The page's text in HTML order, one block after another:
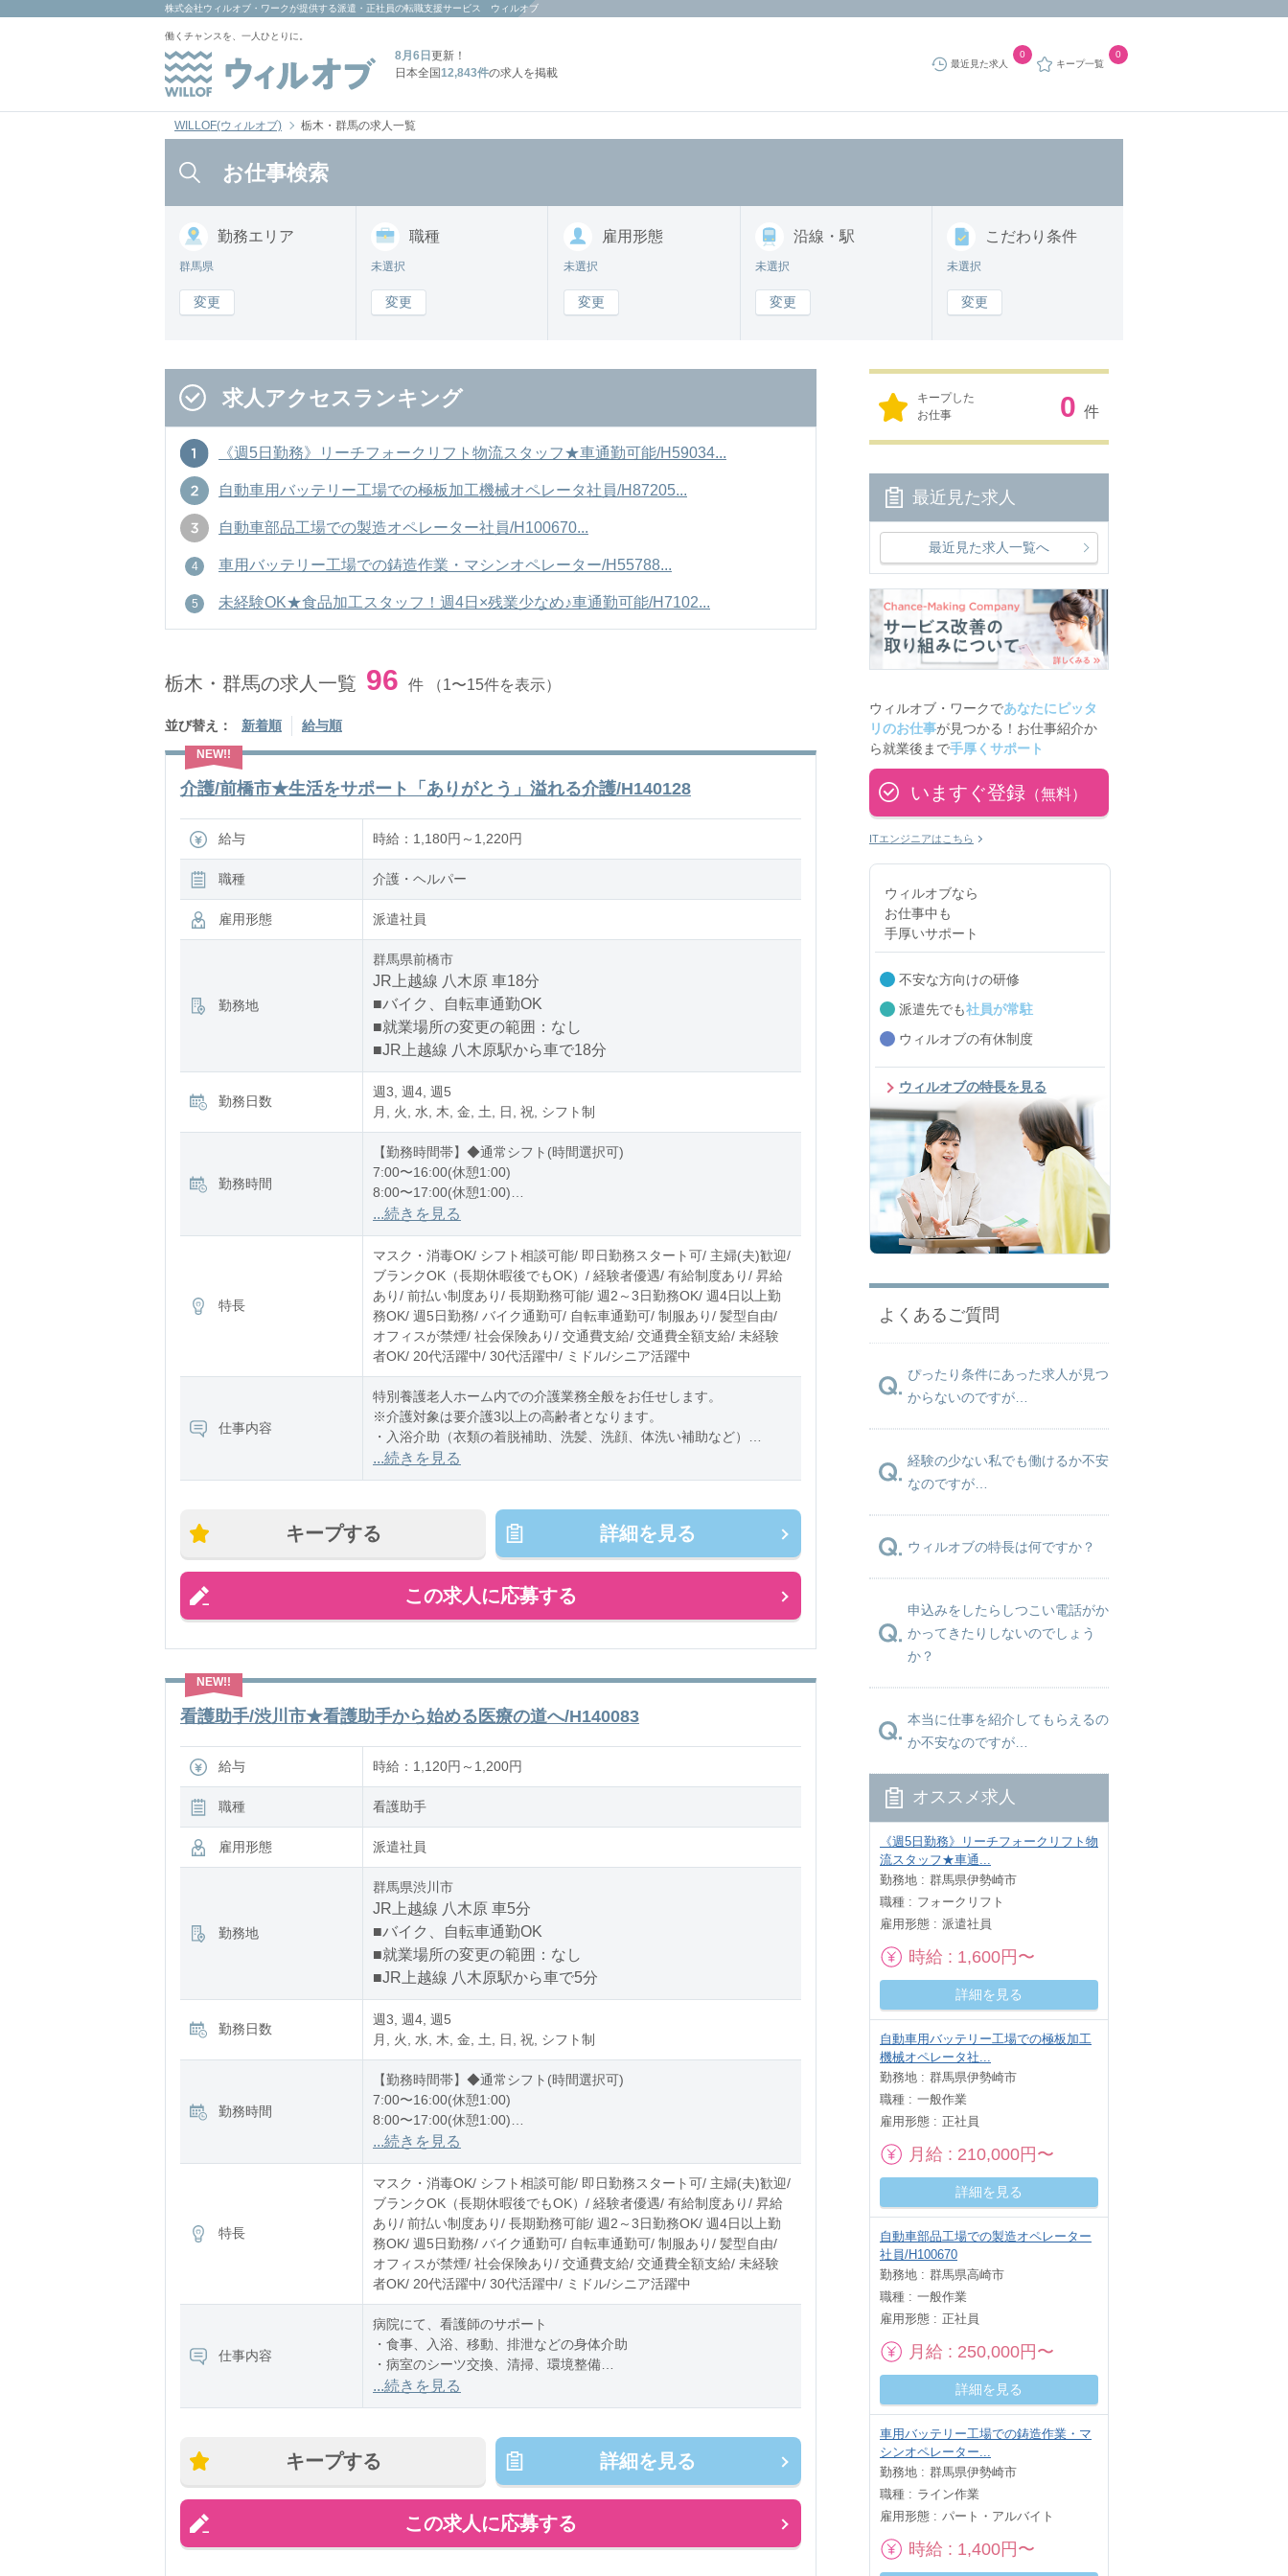
株式会社ウィルオブ・ワーク が提供する派遣・正社員の転職支援サービス ウィルオブ
働くチャンスを、一人ひとりに。
8月6日 更新！
日本全国12,843件の求人を掲載
最近見た求人
0
キープ一覧
0
WILLOF(ウィルオブ) 栃木・群馬の求人一覧
お仕事検索
勤務エリア
群馬県
変更
職種
未選択
変更
雇用形態
未選択
変更
沿線・駅
未選択
変更
こだわり 条件
未選択
変更
求人アクセスランキング
《週5日勤務》リーチフォークリフト物流スタッフ★車通勤可能/H59034...
自動車用バッテリー工場での極板加工機械オペレータ社員/H87205...
自動車部品工場での製造オペレーター社員/H100670...
車用バッテリー工場での鋳造作業・マシンオペレーター/H55788...
未経験OK★食品加工スタッフ！週4日×残業少なめ♪車通勤可能/H7102...
栃木・群馬の求人一覧 96 件 （1〜15件を表示）
並び替え： 新着順 給与順
介護/前橋市★生活をサポート「ありがとう」溢れる介護/H140128
給与 時給：1,180円～1,220円
職種 介護・ヘルパー
雇用形態 派遣社員
勤務地
群馬県前橋市
JR上越線 八木原 車18分
■バイク、自転車通勤OK
■就業場所の変更の範囲：なし
■JR上越線 八木原駅から車で18分
勤務日数
週3, 週4, 週5
月, 火, 水, 木, 金, 土, 日, 祝, シフト制
勤務時間
【勤務時間帯】◆通常シフト(時間選択可)
7:00〜16:00(休憩1:00)
8:00〜17:00(休憩1:00)
12:00〜21:00(休憩1:00)
※残業：0〜10時間程度/月
...続きを見る
特長
マスク・消毒OK/ シフト相談可能/ 即日勤務スタート可/ 主婦(夫)歓迎/
ブランクOK（長期休暇後でもOK）/ 経験者優遇/ 有給制度あり/ 昇給
あり/ 前払い制度あり/ 長期勤務可能/ 週2～3日勤務OK/ 週4日以上勤
務OK/ 週5日勤務/ バイク通勤可/ 自転車通勤可/ 制服あり/ 髪型自由/
オフィスが禁煙/ 社会保険あり/ 交通費支給/ 交通費全額支給/ 未経験
者OK/ 20代活躍中/ 30代活躍中/ ミドル/シニア活躍中
仕事内容
特別養護老人ホーム内での介護業務全般をお任せします。
※介護対象は要介護3以上の高齢者となります。
・入浴介助（衣類の着脱補助、洗髪、洗顔、体洗い補助など）
・食事介助（食事摂取のサポート、声掛け、見
...続きを見る
キープする 詳細を見る
この求人に応募する
看護助手/渋川市★看護助手から始める医療の道へ/H140083
給与 時給：1,120円～1,200円
職種 看護助手
雇用形態 派遣社員
勤務地
群馬県渋川市
JR上越線 八木原 車5分
■バイク、自転車通勤OK
■就業場所の変更の範囲：なし
■JR上越線 八木原駅から車で5分
勤務日数
週3, 週4, 週5
月, 火, 水, 木, 金, 土, 日, 祝, シフト制
勤務時間
【勤務時間帯】◆通常シフト(時間選択可)
7:00〜16:00(休憩1:00)
8:00〜17:00(休憩1:00)
12:00〜21:00(休憩1:00)
※残業：0〜10時間程度/月
...続きを見る
特長
マスク・消毒OK/ シフト相談可能/ 即日勤務スタート可/ 主婦(夫)歓迎/
ブランクOK（長期休暇後でもOK）/ 経験者優遇/ 有給制度あり/ 昇給
あり/ 前払い制度あり/ 長期勤務可能/ 週2～3日勤務OK/ 週4日以上勤
務OK/ 週5日勤務/ バイク通勤可/ 自転車通勤可/ 制服あり/ 髪型自由/
オフィスが禁煙/ 社会保険あり/ 交通費支給/ 交通費全額支給/ 未経験
者OK/ 20代活躍中/ 30代活躍中/ ミドル/シニア活躍中
仕事内容
病院にて、看護師のサポート
・食事、入浴、移動、排泄などの身体介助
・病室のシーツ交換、清掃、環境整備
・事務作業の補助業務
「できるか不安・・・」
...続きを見る
キープする 詳細を見る
この求人に応募する
キープした
お仕事
0 件
最近見た求人
最近見た求人一覧へ
ウィルオブ・ワークであなたにピッタ
リのお仕事が見つかる！お仕事紹介か
ら就業後まで手厚くサポート
いますぐ登録 （無料）
ITエンジニアはこちら
ウィルオブなら
お仕事中も
手厚いサポート
不安な方向けの研修
派遣先でも社員が常駐
ウィルオブの有休制度
ウィルオブの特長を見る
よくあるご質問
ぴったり条件にあった求人が見つ
からないのですが…
経験の少ない私でも働けるか不安
なのですが…
ウィルオブの特長は何ですか？
申込みをしたらしつこい電話がか
かってきたりしないのでしょう
か？
本当に仕事を紹介してもらえるの
か不安なのですが…
オススメ求人
《週5日勤務》リーチフォークリフト物
流スタッフ★車通...
勤務地
群馬県伊勢崎市
職種
フォークリフト
雇用形態
派遣社員
時給 1,600円〜
詳細を見る
自動車用バッテリー工場での極板加工
機械オペレータ社...
勤務地
群馬県伊勢崎市
職種
一般作業
雇用形態
正社員
月給 210,000円〜
詳細を見る
自動車部品工場での製造オペレーター
社員/H100670
勤務地
群馬県高崎市
職種
一般作業
雇用形態
正社員
月給 250,000円〜
詳細を見る
車用バッテリー工場での鋳造作業・マ
シンオペレーター...
勤務地
群馬県伊勢崎市
職種
ライン作業
雇用形態
パート・アルバイト
時給 1,400円〜